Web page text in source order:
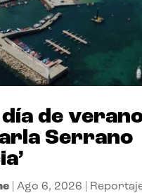
de
Serrano
| Ago 6, 2026